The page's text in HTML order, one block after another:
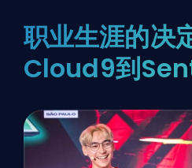
职业生涯的决
Cloud9到